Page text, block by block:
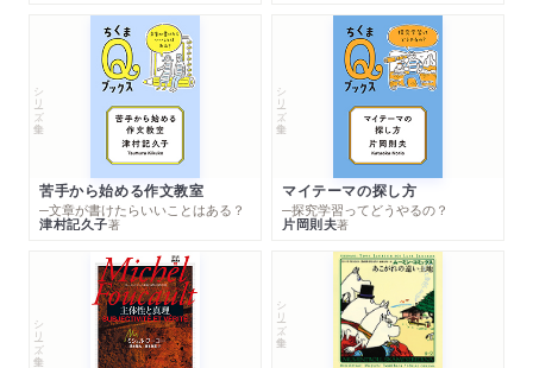
シリーズ・全集
苦手から始める作文教室
─文章が書けたらいいことはある？
津村記久子著
シリーズ・全集
マイテーマの探し方
─探究学習ってどうやるの？
片岡則夫著
シリーズ・全集
シリーズ・全集